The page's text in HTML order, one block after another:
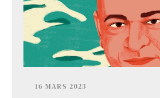
16 MARS 2023